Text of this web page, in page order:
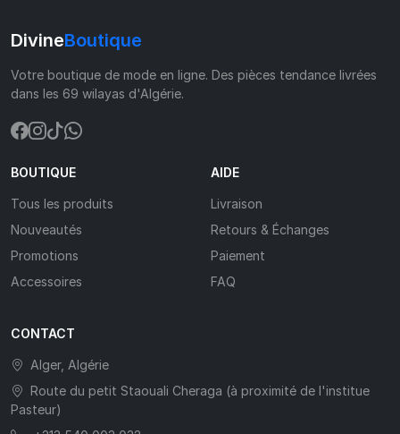
DivineBoutique
Votre boutique de mode en ligne. Des pièces tendance livrées
dans les 69 wilayas d'Algérie.
BOUTIQUE
Tous les produits
Nouveautés
Promotions
Accessoires
AIDE
Livraison
Retours & Échanges
Paiement
FAQ
CONTACT
Alger, Algérie
Route du petit Staouali Cheraga (à proximité de l'institue
Pasteur)